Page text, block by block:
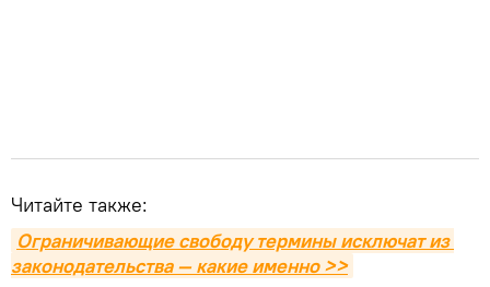
Читайте также:
Ограничивающие свободу термины исключат из
законодательства — какие именно >>